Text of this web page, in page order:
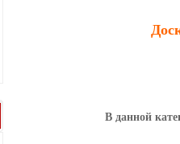
В данной